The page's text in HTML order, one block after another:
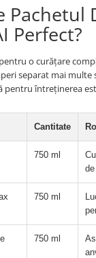
Pachetul
Perfect?
o curățare
separat mai
pentru întreținerea
Cantitate
750 ml
750 ml
750 ml